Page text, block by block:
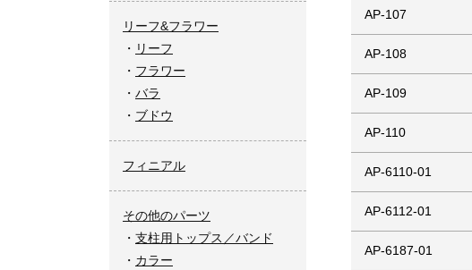
AP-107
AP-108
AP-109
AP-110
AP-6110-01
AP-6112-01
AP-6187-01
リーフ&フラワー
リーフ
フラワー
バラ
ブドウ
フィニアル
その他のパーツ
支柱用トップス／バンド
カラー